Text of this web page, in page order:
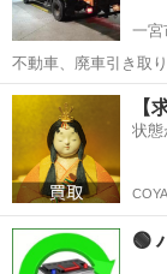
一宮
不動車、廃車引き取
税金が払っていない
愛知 一宮市
【
状態
🟢